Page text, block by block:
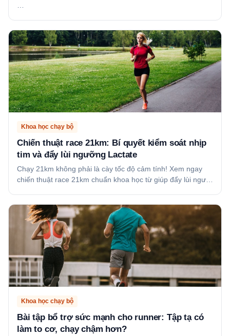
Khoa học chạy bộ
Chiến thuật race 21km: Bí quyết kiểm soát nhịp
tim và đẩy lùi ngưỡng Lactate
Chạy 21km không phải là cày tốc độ cảm tính! Xem ngay
chiến thuật race 21km chuẩn khoa học từ giúp đẩy lùi ngư…
Khoa học chạy bộ
Bài tập bổ trợ sức mạnh cho runner: Tập tạ có
làm to cơ, chạy chậm hơn?